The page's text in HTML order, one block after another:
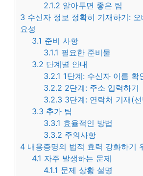
2.1.2 알아두면 좋은 팁
3 수신자 정보 정확히 기재하기:
요성
3.1 준비 사항
3.1.1 필요한 준비물
3.2 단계별 안내
3.2.1 1단계: 수신자 이름 확
3.2.2 2단계: 주소 입력하기
3.2.3 3단계: 연락처 기재(
3.3 추가 팁
3.3.1 효율적인 방법
3.3.2 주의사항
4 내용증명의 법적 효력 강화하기
4.1 자주 발생하는 문제
4.1.1 문제 상황 설명